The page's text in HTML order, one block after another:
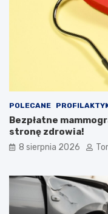
POLECANE
Bezpłatne
stronę zdrowia!
8 sierpnia 2026